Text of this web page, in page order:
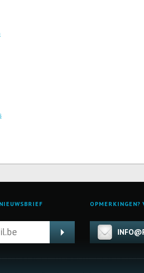
OPMERKINGEN?